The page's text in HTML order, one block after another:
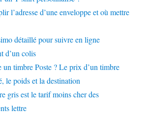
l’adresse d’une enveloppe et où mettre
détaillé pour suivre en ligne
d’un colis
un timbre Poste ? Le prix d’un timbre
le poids et la destination
gris est le tarif moins cher des
lettre